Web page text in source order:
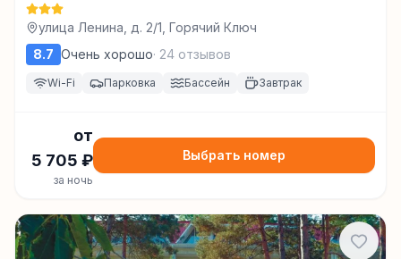
улица Ленина, д. 2/1, Горячий Ключ
8.7 Очень хорошо· 24 отзывов
Wi-Fi Парковка Бассейн Завтрак
от
5 705 ₽
за ночь
Выбрать номер